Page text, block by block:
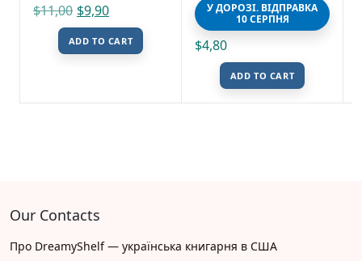
$11,00 $9,90
ADD TO CART
У ДОРОЗІ. ВІДПРАВКА
10 СЕРПНЯ
$4,80
ADD TO CART
Our Contacts
Про DreamyShelf — українська книгарня в США